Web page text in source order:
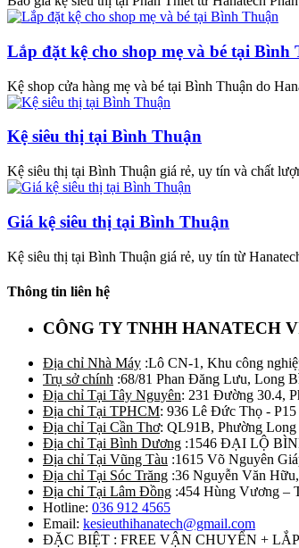
Lắp đặt kệ cho shop mẹ và bé tại Bình
Kệ shop cửa hàng mẹ và bé tại Bình Thuận do
Kệ siêu thị tại Bình Thuận
Kệ siêu thị tại Bình Thuận giá rẻ, uy tín và chất
Giá kệ siêu thị tại Bình Thuận
Kệ siêu thị tại Bình Thuận giá rẻ, uy tín từ
Thông tin liên hệ
CÔNG TY TNHH HANATECH
Địa chỉ Nhà Máy :Lô CN-1, Khu công
Trụ sở chính :68/81 Phan Đăng Lưu, Long
Địa chỉ Tại Tây Nguyên: 231 Đường 30.4,
Địa chỉ Tại TPHCM: 936 Lê Đức Thọ -
Địa chỉ Tại Cần Thơ: QL91B, Phường
Địa chỉ Tại Bình Dương :1546 ĐẠI LỘ
Địa chỉ Tại Vũng Tàu :1615 Võ Nguyên
Địa chỉ Tại Sóc Trăng :36 Nguyễn Văn
Địa chỉ Tại Lâm Đồng :454 Hùng Vương –
Hotline: 036 912 4565
Email: kesieuthihanatech@gmail.com
ĐẶC BIỆT : FREE VẬN CHUYỂN +